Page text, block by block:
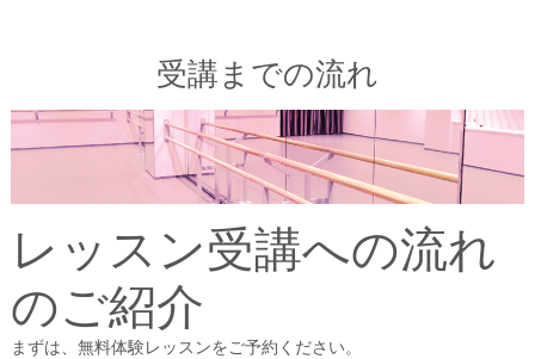
受講までの流れ
レッスン受講への流れ
のご紹介
まずは、無料体験レッスンをご予約ください。